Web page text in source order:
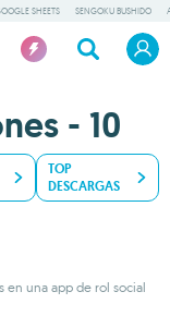
SHEETS SENGOKU BUSHIDO
- 10
TOP
DESCARGAS
en una app de rol social